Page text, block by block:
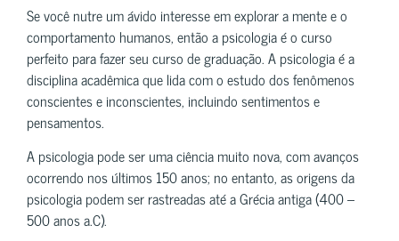
Se você nutre um ávido interesse em explorar a mente e o
comportamento humanos, então a psicologia é o curso
perfeito para fazer seu curso de graduação. A psicologia é a
disciplina acadêmica que lida com o estudo dos fenômenos
conscientes e inconscientes, incluindo sentimentos e
pensamentos.
A psicologia pode ser uma ciência muito nova, com avanços
ocorrendo nos últimos 150 anos; no entanto, as origens da
psicologia podem ser rastreadas até a Grécia antiga (400 –
500 anos a.C).